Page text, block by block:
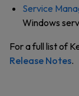
Service
Windows
For a full list of
Release Notes.